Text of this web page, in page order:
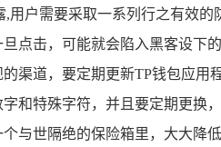
,用户需要采取一系列行之有效
点击，可能就会陷入黑客设下
渠道，要定期更新TP钱包应
和特殊字符，并且要定期更换
与世隔绝的保险箱里，大大降